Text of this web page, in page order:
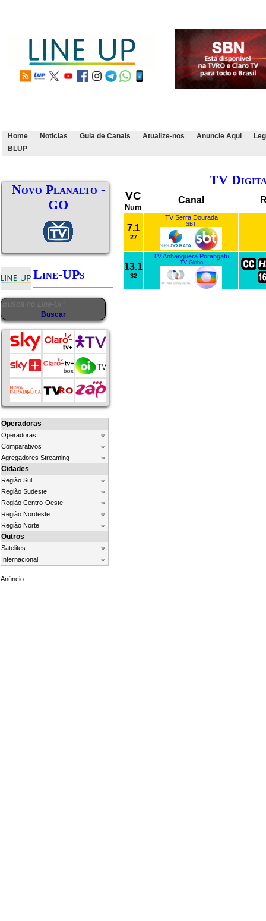
Home Noticias Guia de Canais Atualize-nos Anuncie Aqui
BLUP
Novo Planalto -
GO
Line-UPs
Operadoras
Operadoras
Comparativos
Agregadores Streaming
Cidades
Região Sul
Região Sudeste
Região Centro-Oeste
Região Nordeste
Região Norte
Outros
Satelites
Internacional
Anúncio:
TV
VC
Num
Canal
7.1
27
TV Serra Dourada
SBT
13.1
32
TV Anhanguera Porangatu
TV Globo